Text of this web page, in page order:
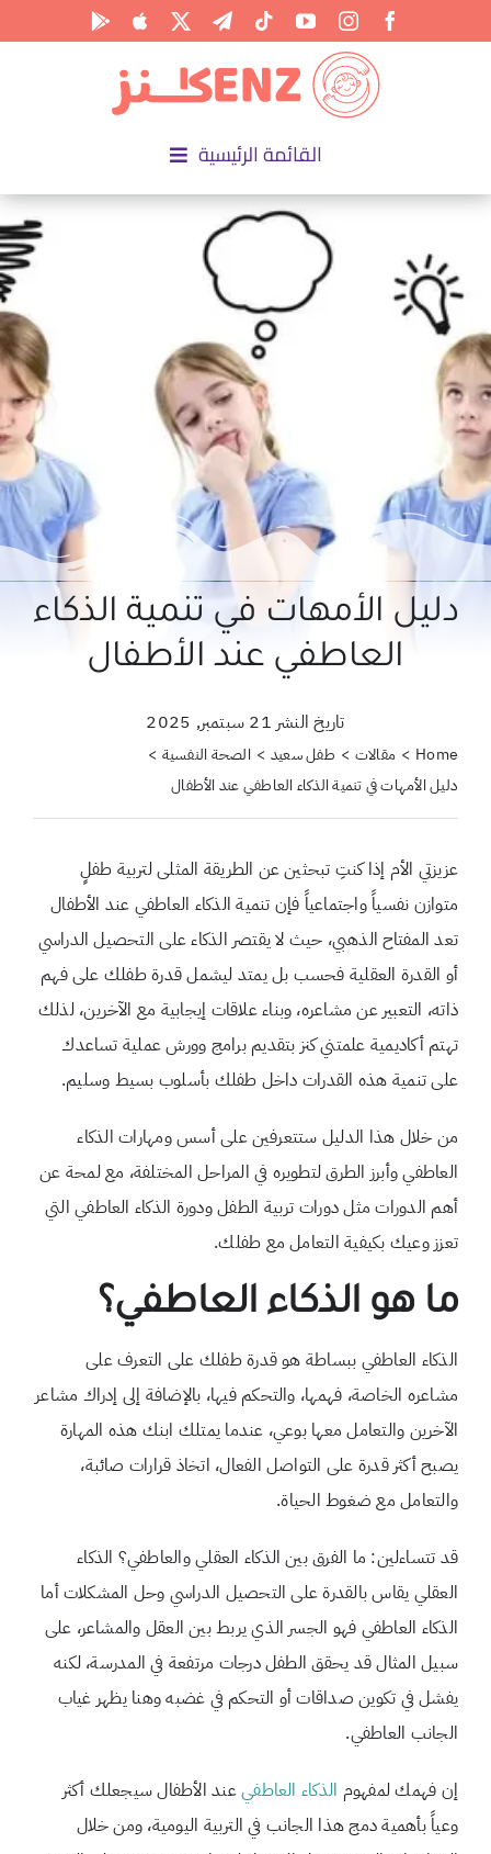
القائمة الرئيسية
الرئيسية
الأكاديمية
الأنشطة
المناسبات
المقالات
حول علمتني كنز
احجزي استشارة
دليل الأمهات في تنمية الذكاء
العاطفي عند الأطفال
Home مقالات طفل سعيد
الصحة النفسية
دليل الأمهات في تنمية الذكاء العاطفي عند الأطفال
تاريخ النشر 21 سبتمبر, 2025
عزيزتي الأم إذا كنتِ تبحثين عن الطريقة المثلى لتربية طفلٍ
متوازن نفسياً واجتماعياً فإن تنمية الذكاء العاطفي عند الأطفال
تعد المفتاح الذهبي، حيث لا يقتصر الذكاء على التحصيل الدراسي
أو القدرة العقلية فحسب بل يمتد ليشمل قدرة طفلك على فهم
ذاته، التعبير عن مشاعره، وبناء علاقات إيجابية مع الآخرين، لذلك
تهتم أكاديمية علمتني كنز بتقديم برامج وورش عملية تساعدك
على تنمية هذه القدرات داخل طفلك بأسلوب بسيط وسليم.
من خلال هذا الدليل ستتعرفين على أسس ومهارات الذكاء
العاطفي وأبرز الطرق لتطويره في المراحل المختلفة، مع لمحة عن
أهم الدورات مثل دورات تربية الطفل ودورة الذكاء العاطفي التي
تعزز وعيك بكيفية التعامل مع طفلك.
ما هو الذكاء العاطفي؟
الذكاء العاطفي ببساطة هو قدرة طفلك على التعرف على
مشاعره الخاصة، فهمها، والتحكم فيها، بالإضافة إلى إدراك مشاعر
الآخرين والتعامل معها بوعي، عندما يمتلك ابنك هذه المهارة
يصبح أكثر قدرة على التواصل الفعال، اتخاذ قرارات صائبة،
والتعامل مع ضغوط الحياة.
قد تتساءلين: ما الفرق بين الذكاء العقلي والعاطفي؟ الذكاء
العقلي يقاس بالقدرة على التحصيل الدراسي وحل المشكلات أما
الذكاء العاطفي فهو الجسر الذي يربط بين العقل والمشاعر، على
سبيل المثال قد يحقق الطفل درجات مرتفعة في المدرسة، لكنه
يفشل في تكوين صداقات أو التحكم في غضبه وهنا يظهر غياب
الجانب العاطفي.
إن فهمك لمفهوم الذكاء العاطفيعند الأطفال سيجعلك أكثر
وعياً بأهمية دمج هذا الجانب في التربية اليومية، ومن خلال